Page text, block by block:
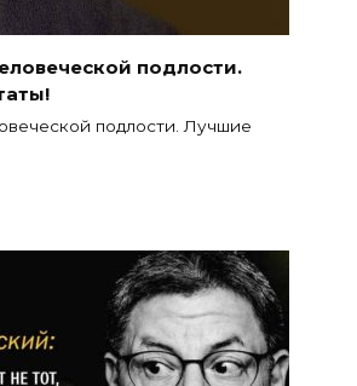
подлости.
подлости. Лучшие